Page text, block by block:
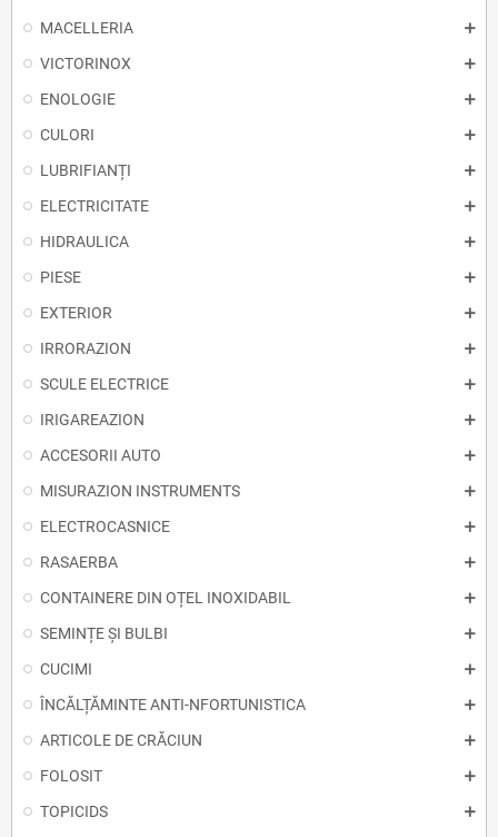
MACELLERIA
VICTORINOX
ENOLOGIE
CULORI
LUBRIFIANȚI
ELECTRICITATE
HIDRAULICA
PIESE
EXTERIOR
IRRORAZION
SCULE ELECTRICE
IRIGAREAZION
ACCESORII AUTO
MISURAZION INSTRUMENTS
ELECTROCASNICE
RASAERBA
CONTAINERE DIN OȚEL INOXIDABIL
SEMINȚE ȘI BULBI
CUCIMI
ÎNCĂLȚĂMINTE ANTI-NFORTUNISTICA
ARTICOLE DE CRĂCIUN
FOLOSIT
TOPICIDS